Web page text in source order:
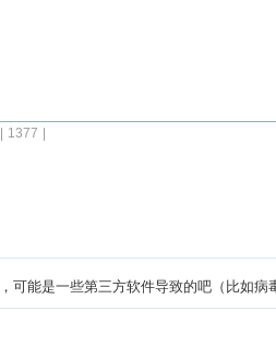
1377 |
可能是一些第三方软件导致的吧（比如病